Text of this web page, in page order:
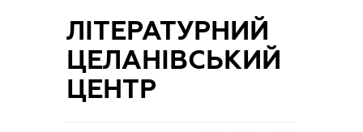
ЛІТЕРАТУРНИЙ
ЦЕЛАНІВСЬКИЙ
ЦЕНТР